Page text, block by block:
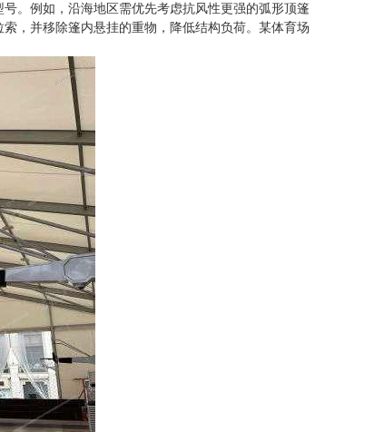
。例如，沿海地区需优先考虑抗风性更强的弧形顶篷
，并移除篷内悬挂的重物，降低结构负荷。某体育场